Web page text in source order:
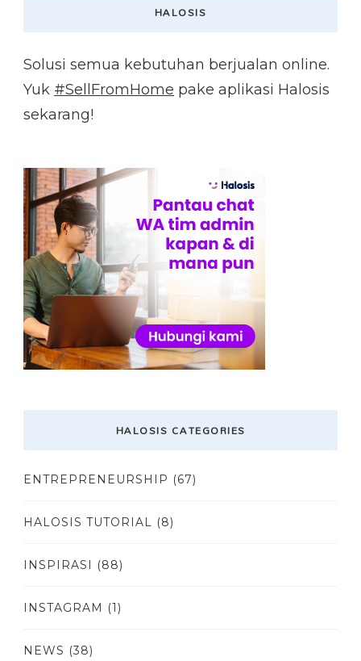
HALOSIS
Solusi semua kebutuhan berjualan online.
Yuk #SellFromHome pake aplikasi Halosis
sekarang!
HALOSIS CATEGORIES
ENTREPRENEURSHIP (67)
HALOSIS TUTORIAL (8)
INSPIRASI (88)
INSTAGRAM (1)
NEWS (38)